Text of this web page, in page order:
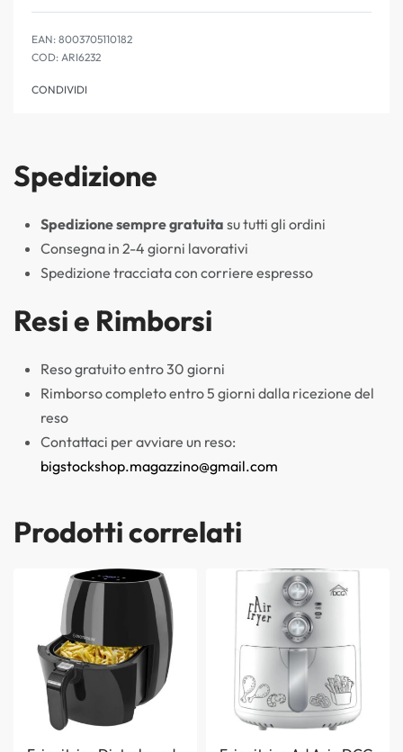
EAN: 8003705110182
ARI6232
CONDIVIDI
Spedizione
Spedizione sempre gratuita su tutti gli ordini
Consegna in 2-4 giorni lavorativi
Spedizione tracciata con corriere espresso
Resi e Rimborsi
Reso gratuito entro 30 giorni
Rimborso completo entro 5 giorni dalla ricezione del
reso
Contattaci per avviare un reso:
bigstockshop.magazzino@gmail.com
Prodotti correlati